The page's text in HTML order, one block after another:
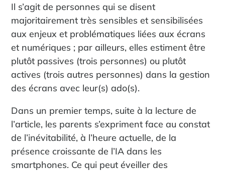
Il s’agit de personnes qui se disent
majoritairement très sensibles et sensibilisées
aux enjeux et problématiques liées aux écrans
et numériques ; par ailleurs, elles estiment être
plutôt passives (trois personnes) ou plutôt
actives (trois autres personnes) dans la gestion
des écrans avec leur(s) ado(s).
Dans un premier temps, suite à la lecture de
l’article, les parents s’expriment face au constat
de l’inévitabilité, à l’heure actuelle, de la
présence croissante de l’IA dans les
smartphones. Ce qui peut éveiller des